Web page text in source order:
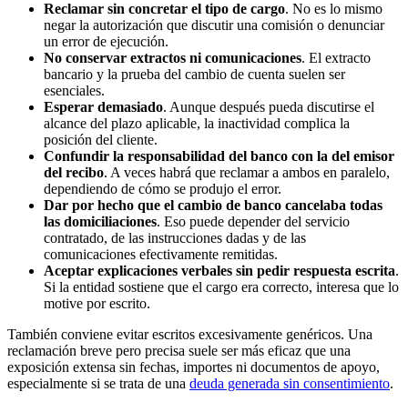
Reclamar sin concretar el tipo de cargo. No es lo mismo
negar la autorización que discutir una comisión o denunciar
un error de ejecución.
No conservar extractos ni comunicaciones. El extracto
bancario y la prueba del cambio de cuenta suelen ser
esenciales.
Esperar demasiado. Aunque después pueda discutirse el
alcance del plazo aplicable, la inactividad complica la
posición del cliente.
Confundir la responsabilidad del banco con la del emisor
del recibo. A veces habrá que reclamar a ambos en paralelo,
dependiendo de cómo se produjo el error.
Dar por hecho que el cambio de banco cancelaba todas
las domiciliaciones. Eso puede depender del servicio
contratado, de las instrucciones dadas y de las
comunicaciones efectivamente remitidas.
Aceptar explicaciones verbales sin pedir respuesta escrita.
Si la entidad sostiene que el cargo era correcto, interesa que lo
motive por escrito.
También conviene evitar escritos excesivamente genéricos. Una
reclamación breve pero precisa suele ser más eficaz que una
exposición extensa sin fechas, importes ni documentos de apoyo,
especialmente si se trata de una deuda generada sin consentimiento.